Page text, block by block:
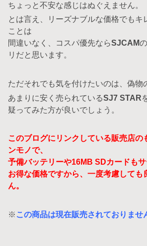
ちょっと不安な感じはぬぐえません。
とは言え、リーズナブルな価格でもキ
ことは
間違いなく、コスパ優先ならSJCAM
リだと思います。
ただそれでも気を付けたいのは、偽物
あまりに安く売られているSJ7 STAR
疑ってみた方が良いでしょう。
このブログにリンクしている販売店の
ンモノで、
予備バッテリーや16MB SDカードも
お得な価格ですから、一度考慮しても
ん。
※ この商品は現在販売されておりませ